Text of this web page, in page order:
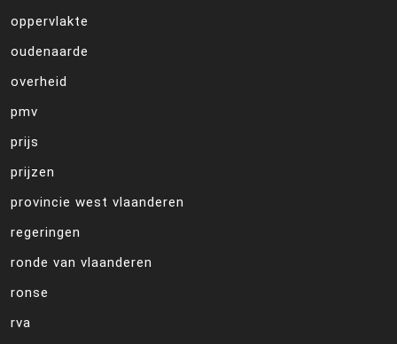
oppervlakte
oudenaarde
overheid
pmv
prijs
prijzen
provincie west vlaanderen
regeringen
ronde van vlaanderen
ronse
rva